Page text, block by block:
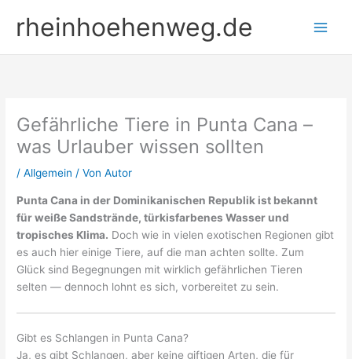
Inhaltrheinhoehenweg.de
Gefährliche Tiere in Punta Cana –
was Urlauber wissen sollten
/Allgemein / VonAutor
Punta Cana in der Dominikanischen Republik ist bekannt
für weiße Sandstrände, türkisfarbenes Wasser und
tropisches Klima. Doch wie in vielen exotischen Regionen gibt
es auch hier einige Tiere, auf die man achten sollte. Zum
Glück sind Begegnungen mit wirklich gefährlichen Tieren
selten — dennoch lohnt es sich, vorbereitet zu sein.
Gibt es Schlangen in Punta Cana?
Ja, es gibt Schlangen, aber keine giftigen Arten, die für